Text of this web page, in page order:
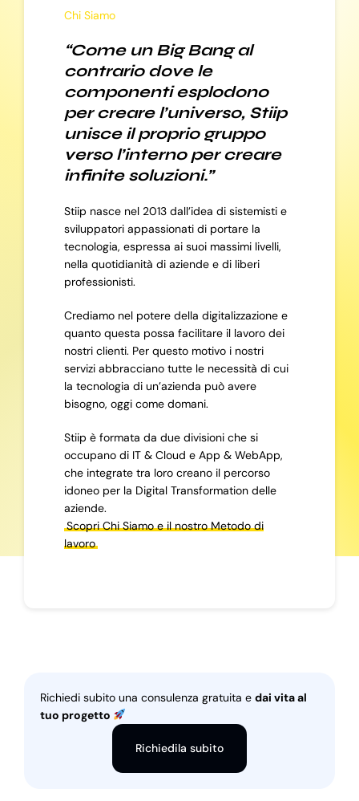
Chi Siamo
“Come un Big Bang al
contrario dove le
componenti esplodono
per creare l’universo, Stiip
unisce il proprio gruppo
verso l’interno per creare
infinite soluzioni.”
Stiip nasce nel 2013 dall’idea di sistemisti e
sviluppatori appassionati di portare la
tecnologia, espressa ai suoi massimi livelli,
nella quotidianità di aziende e di liberi
professionisti.
Crediamo nel potere della digitalizzazione e
quanto questa possa facilitare il lavoro dei
nostri clienti. Per questo motivo i nostri
servizi abbracciano tutte le necessità di cui
la tecnologia di un’azienda può avere
bisogno, oggi come domani.
Stiip è formata da due divisioni che si
occupano di IT & Cloud e App & WebApp,
che integrate tra loro creano il percorso
idoneo per la Digital Transformation delle
aziende.
Scopri Chi Siamo e il nostro Metodo di
lavoro
Richiedi subito una consulenza gratuita e dai vita al
tuo progetto
Richiedila subito